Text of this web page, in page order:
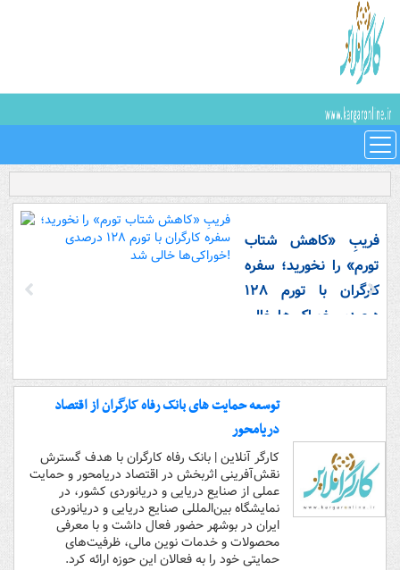
فریبِ «کاهش شتاب
تورم» را نخورید؛ سفره
کارگران با تورم ۱۲۸
درصدی خوراکی‌ها خالی
توسعه حمایت های بانک رفاه کارگران از اقتصاد
دریامحور
کارگر آنلاین | بانک رفاه کارگران با هدف گسترش
نقش‌آفرینی اثربخش در اقتصاد دریا‌محور و حمایت
عملی از صنایع دریایی و دریانوردی کشور، در
نمایشگاه بین‌المللی صنایع دریایی و دریانوردی
ایران در بوشهر حضور فعال داشت و با معرفی
محصولات و خدمات نوین مالی، ظرفیت‌های
حمایتی خود را به فعالان این حوزه ارائه کرد.